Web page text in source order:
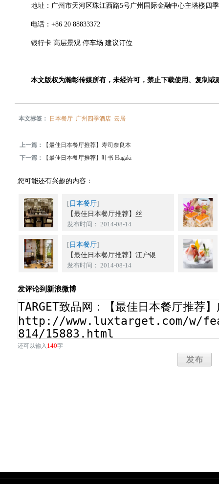
地址：广州市天河区珠江西路5号广州国际金融中心主塔楼四季
电话：+86 20 88833372
银行卡 高层景观 停车场 建议订位
本文版权为瀚彰传媒所有，未经许可，禁止下载使用、复制或
本文标签： 日本餐厅 广州四季酒店 云居
上一篇：
【最佳日本餐厅推荐】寿司奈良本
下一篇：
【最佳日本餐厅推荐】叶书 Hagaki
您可能还有兴趣的内容：
[ 日本餐厅]
【最佳日本餐厅推荐】丝
发布时间： 2014-08-14
[ 日本餐厅]
【最佳日本餐厅推荐】江户银
发布时间： 2014-08-14
发评论到新浪微博
还可以输入 140字